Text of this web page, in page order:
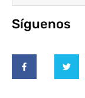
Síguenos